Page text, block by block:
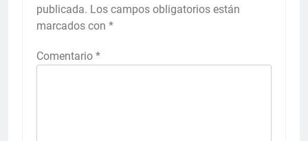
publicada. Los campos obligatorios están
marcados con *
Comentario *